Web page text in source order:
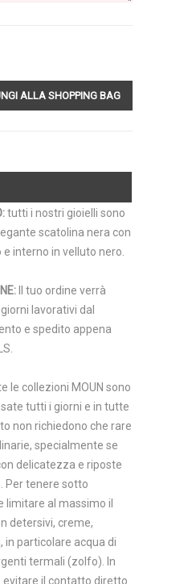
ALLA SHOPPING BAG
:tutti i nostri gioielli sono
scatolina nera con
e interno in velluto nero.
: Il tuo ordine verrà
giorni lavorativi dal
e spedito appena
le collezioni MOUN sono
tutti i giorni e in tutte
non richiedono che rare
specialmente se
delicatezza e riposte
Per tenere sotto
limitare al massimo il
detersivi, creme,
in particolare acqua di
termali (zolfo). In
evitare il contatto diretto